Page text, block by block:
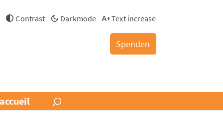
Contrast Darkmode Text increase
Spenden